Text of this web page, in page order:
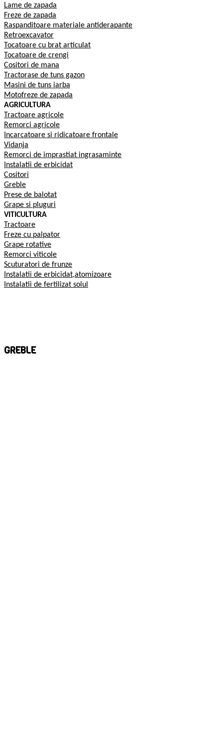
Lame de zapada
Freze de zapada
Raspanditoare materiale antiderapante
Retroexcavator
Tocatoare cu brat articulat
Tocatoare de crengi
Cositori de mana
Tractorase de tuns gazon
Masini de tuns iarba
Motofreze de zapada
AGRICULTURA
Tractoare agricole
Remorci agricole
Incarcatoare si ridicatoare frontale
Vidanja
Remorci de imprastiat ingrasaminte
Instalatii de erbicidat
Cositori
Greble
Prese de balotat
Grape si pluguri
VITICULTURA
Tractoare
Freze cu palpator
Grape rotative
Remorci viticole
Scuturatori de frunze
Instalatii de erbicidat,atomizoare
Instalatii de fertilizat solul
GREBLE